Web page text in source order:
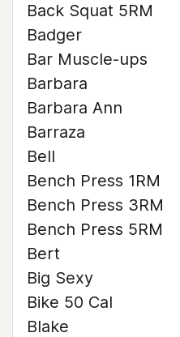
Back Squat 5RM
Badger
Bar Muscle-ups
Barbara
Barbara Ann
Barraza
Bell
Bench Press 1RM
Bench Press 3RM
Bench Press 5RM
Bert
Big Sexy
Bike 50 Cal
Blake